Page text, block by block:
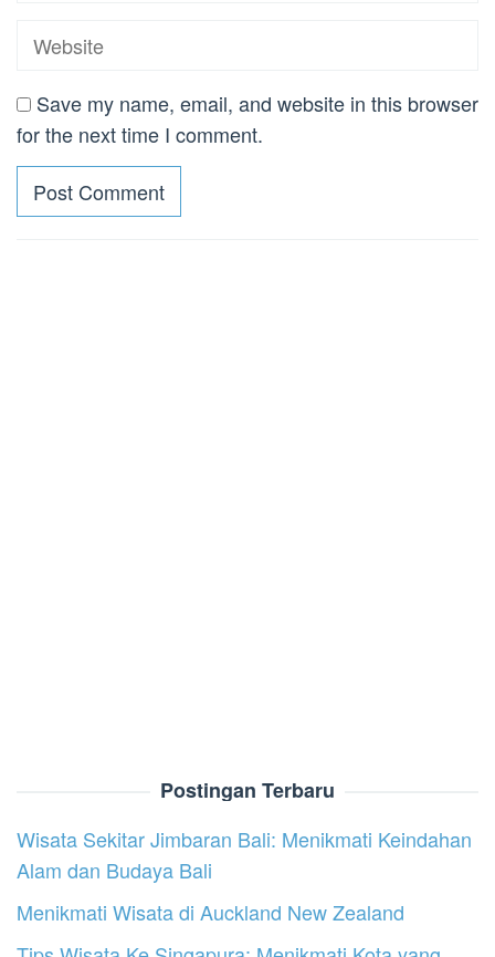
Save my name, email, and website in this browser
for the next time I comment.
Postingan Terbaru
Wisata Sekitar Jimbaran Bali: Menikmati Keindahan
Alam dan Budaya Bali
Menikmati Wisata di Auckland New Zealand